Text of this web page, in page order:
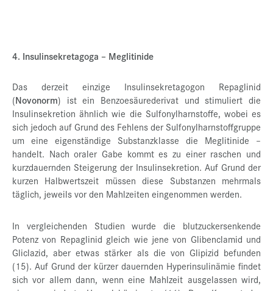
4. Insulinsekretagoga – Meglitinide
Das derzeit einzige Insulinsekretagogon Repaglinid
(Novonorm) ist ein Benzoesäurederivat und stimuliert die
Insulinsekretion ähnlich wie die Sulfonylharnstoffe, wobei es
sich jedoch auf Grund des Fehlens der Sulfonylharnstoffgruppe
um eine eigenständige Substanzklasse die Meglitinide –
handelt. Nach oraler Gabe kommt es zu einer raschen und
kurzdauernden Steigerung der Insulinsekretion. Auf Grund der
kurzen Halbwertszeit müssen diese Substanzen mehrmals
täglich, jeweils vor den Mahlzeiten eingenommen werden.
In vergleichenden Studien wurde die blutzuckersenkende
Potenz von Repaglinid gleich wie jene von Glibenclamid und
Gliclazid, aber etwas stärker als die von Glipizid befunden
(15). Auf Grund der kürzer dauernden Hyperinsulinämie findet
sich vor allem dann, wenn eine Mahlzeit ausgelassen wird,